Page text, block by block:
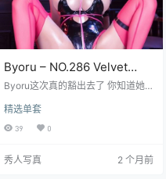
Byoru – NO.286 Velvet
Sensual Rabbit [63P20V-
Byoru这次真的豁出去了 你知道她
次完全是另一个维度的表现 黑色丝
绒面料紧紧包裹着身体曲线的时候
随着她趴在丝绒沙发上的动作轻轻
精选单套
39 0
秀人写真 2 个月前